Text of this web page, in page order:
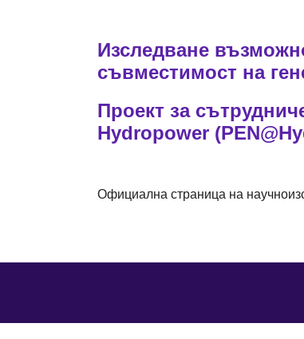
Изследване
съвместимост на
Проект за
Hydropower
Официална страница на